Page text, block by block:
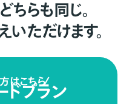
らも同じ。
ただけます。
はこちら
ドプラン